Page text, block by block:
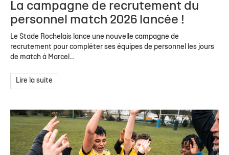
La campagne de recrutement du
personnel match 2026 lancée !
Le Stade Rochelais lance une nouvelle campagne de
recrutement pour compléter ses équipes de personnel les jours
de match à Marcel...
Lire la suite